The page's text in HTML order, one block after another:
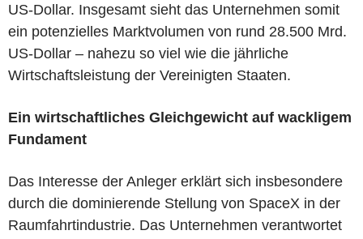
US-Dollar. Insgesamt sieht das Unternehmen somit
ein potenzielles Marktvolumen von rund 28.500 Mrd.
US-Dollar – nahezu so viel wie die jährliche
Wirtschaftsleistung der Vereinigten Staaten.
Ein wirtschaftliches Gleichgewicht auf wackligem
Fundament
Das Interesse der Anleger erklärt sich insbesondere
durch die dominierende Stellung von SpaceX in der
Raumfahrtindustrie. Das Unternehmen verantwortet